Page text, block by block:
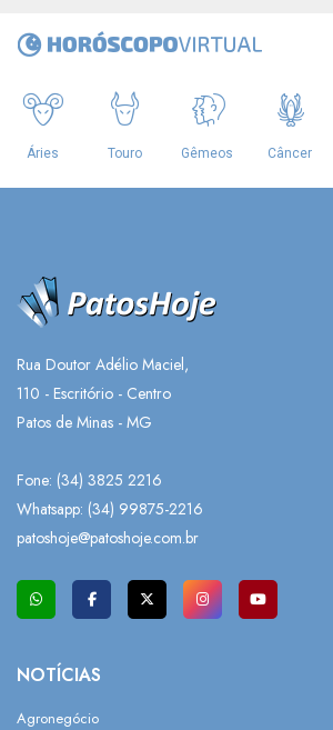
Rua Doutor Adélio Maciel,
110 - Escritório - Centro
Patos de Minas - MG
Fone: (34) 3825 2216
Whatsapp: (34) 99875-2216
patoshoje@patoshoje.com.br
NOTÍCIAS
Agronegócio